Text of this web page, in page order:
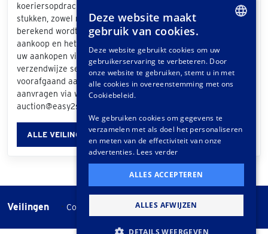
koeriersopdrachten tot het vervoeren van exclusieve
stukken, zowel nationaal als internationaal. De prijs die
berekend wordt is afhankelijk van de grootte van uw
aankoop en het bezorgadres. Als u bij de afhandeling van
uw aankopen via het klantportaal "Easy2Send" als
verzendwijze selecteert, ontvangt u een offerte. Ook
voorafgaand aan de veiling kunt u vrijblijvend een offerte
aanvragen via www.easy2send.nl/veilingen |
auction@easy2send.nl | Telefoon: (+31) 88 330 0999.
ALLE VEILINGINFORMATIE
Veilingen - Cookie instellingen Veilingvoorwaarden
GERMAN
FRENCH
Deze website maakt
gebruik van cookies.
Deze website gebruikt cookies om uw
gebruikerservaring te verbeteren. Door
onze website te gebruiken, stemt u in met
alle cookies in overeenstemming met ons
Cookiebeleid.
We gebruiken cookies om gegevens te
verzamelen met als doel het personaliseren
en meten van de effectiviteit van onze
advertenties. Lees verder
ALLES ACCEPTEREN
ALLES AFWIJZEN
DETAILS WEERGEVEN